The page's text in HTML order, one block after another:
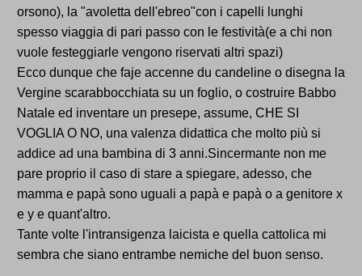
orsono), la "avoletta dell'ebreo"con i capelli lunghi
spesso viaggia di pari passo con le festività(e a chi non
vuole festeggiarle vengono riservati altri spazi)
Ecco dunque che faje accenne du candeline o disegna la
Vergine scarabbocchiata su un foglio, o costruire Babbo
Natale ed inventare un presepe, assume, CHE SI
VOGLIA O NO, una valenza didattica che molto più si
addice ad una bambina di 3 anni.Sincermante non me
pare proprio il caso di stare a spiegare, adesso, che
mamma e papà sono uguali a papà e papà o a genitore x
e y e quant'altro.
Tante volte l'intransigenza laicista e quella cattolica mi
sembra che siano entrambe nemiche del buon senso.